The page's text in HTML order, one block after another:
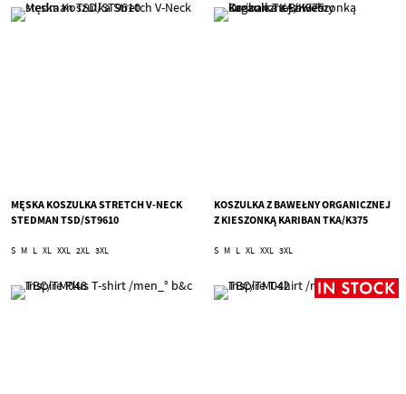
MĘSKA KOSZULKA STRETCH V-NECK
STEDMAN TSD/ST9610
S M L XL XXL 2XL 3XL
KOSZULKA Z BAWEŁNY ORGANICZNEJ
Z KIESZONKĄ KARIBAN TKA/K375
S M L XL XXL 3XL